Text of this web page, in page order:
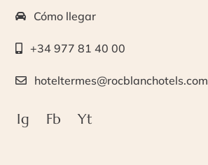
Cómo llegar
+34 977 81 40 00
hoteltermes@rocblanchotels.com
Ig Fb Yt